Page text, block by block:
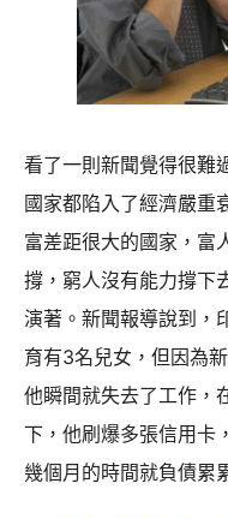
看了一則新聞覺得很難
國家都陷入了經濟嚴重
富差距很大的國家，富
撐，窮人沒有能力撐下
演著。新聞報導說到，
育有3名兒女，但因為
他瞬間就失去了工作，
下，他刷爆多張信用卡
幾個月的時間就負債累